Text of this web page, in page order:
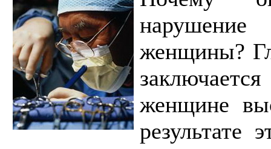
нарушение
женщины?
женщине
результате